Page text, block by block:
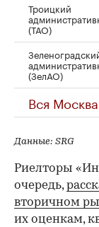
Троицкий
(ТАО)
(ЗелАО)
Вся Москва
Данные: SRG
Риелторы
очередь,
вторичном
их оценкам,